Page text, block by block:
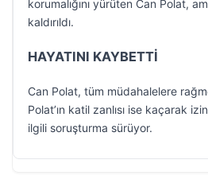
korumalığını yürüten Can Polat,
kaldırıldı.
HAYATINI KAYBETTİ
Can Polat, tüm müdahalelere
Polat’ın katil zanlısı ise kaçarak
ilgili soruşturma sürüyor.